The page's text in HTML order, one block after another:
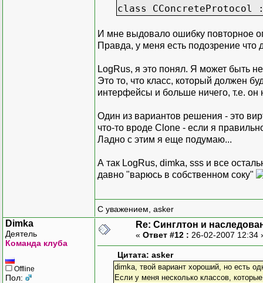
IProtocol*p3=
p1->f();
p2->f() ;
p3-> f();
<< string
cout
<<string(
cout
<<string (
// Логическая
IProtocol
*p4
p4- >f();
deletep4 ;
//
getchar
return
0 ;
}
class
И мне выдовало ошибку повторное
Правда, у меня есть подозрение
LogRus, я это понял. Я может быть
Это то, что класс, который должен
интерфейсы и больше ничего, т.е. он
Один из вариантов решения - это
что-то вроде Clone - если я
Ладно с этим я еще подумаю...
А так LogRus, dimka, sss и все
давно "варюсь в собственном соку"
С уважением, asker
Dimka
Деятель
Команда клуба
Offline
Пол:
Re: Синглтон и
« Ответ #12 : 26-02-2007 12:34
Цитата: asker
dimka, твой вариант хороший, но есть
Если у меня несколько классов,